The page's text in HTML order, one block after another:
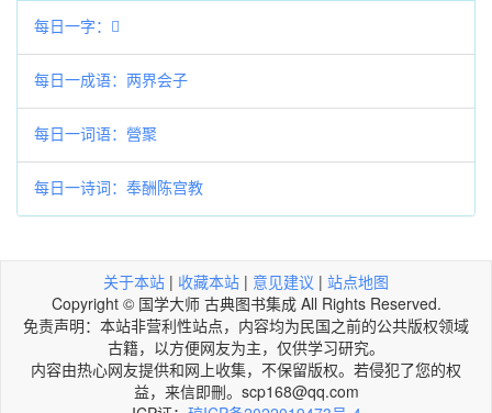
每日一字：𤥓
每日一成语：两界会子
每日一词语：營聚
每日一诗词：奉酬陈宫教
关于本站 | 收藏本站 | 意见建议 | 站点地图
Copyright © 国学大师 古典图书集成 All Rights Reserved.
免责声明：本站非营利性站点，内容均为民国之前的公共版权领域
古籍，以方便网友为主，仅供学习研究。
内容由热心网友提供和网上收集，不保留版权。若侵犯了您的权
益，来信即刪。scp168@qq.com